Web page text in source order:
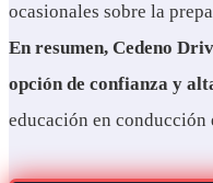
ocasionales sobre la
En resumen, Cedeno
opción de confianza y
educación en